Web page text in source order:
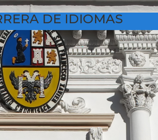
DE IDIOMAS